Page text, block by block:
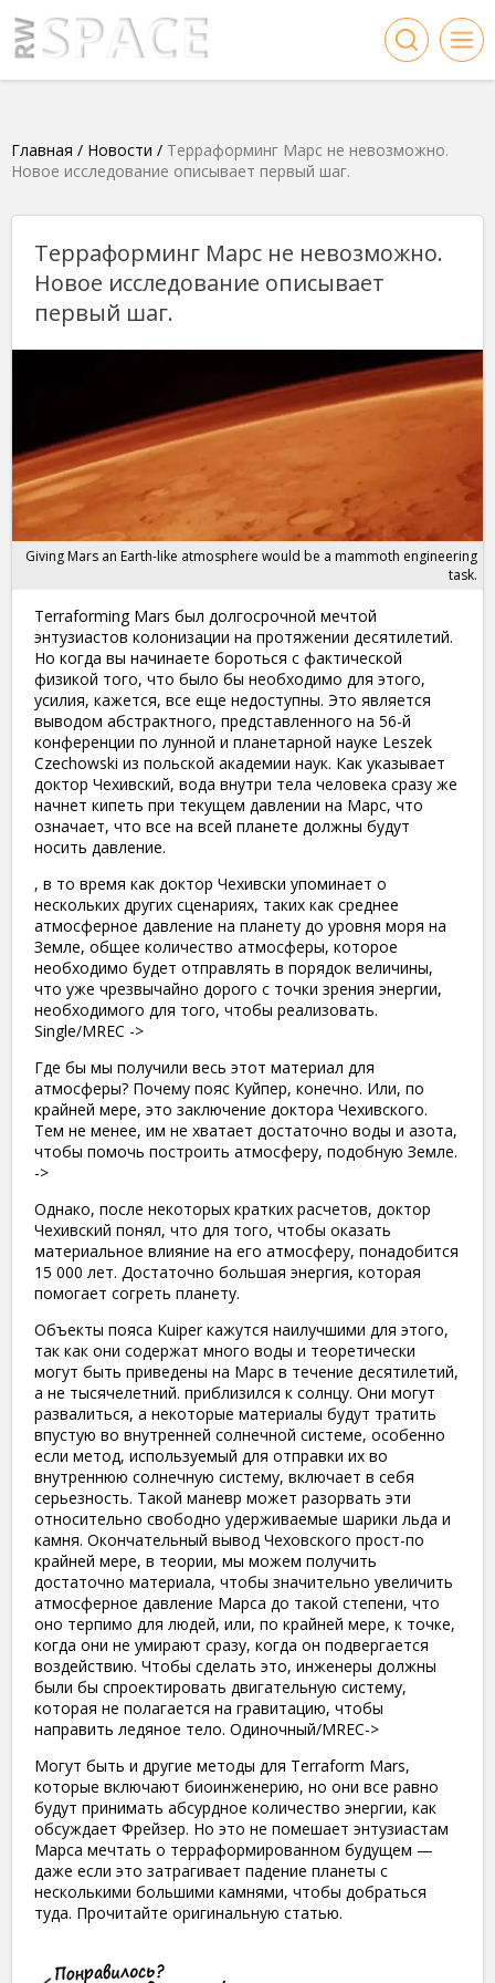
Главная / Новости / Терраформинг Марс не невозможно.
Новое исследование описывает первый шаг.
Терраформинг Марс не невозможно.
Новое исследование описывает
первый шаг.
Giving Mars an Earth-like atmosphere would be a mammoth engineering
task.
Terraforming Mars был долгосрочной мечтой
энтузиастов колонизации на протяжении десятилетий.
Но когда вы начинаете бороться с фактической
физикой того, что было бы необходимо для этого,
усилия, кажется, все еще недоступны. Это является
выводом абстрактного, представленного на 56-й
конференции по лунной и планетарной науке Leszek
Czechowski из польской академии наук. Как указывает
доктор Чехивский, вода внутри тела человека сразу же
начнет кипеть при текущем давлении на Марс, что
означает, что все на всей планете должны будут
носить давление.
, в то время как доктор Чехивски упоминает о
нескольких других сценариях, таких как среднее
атмосферное давление на планету до уровня моря на
Земле, общее количество атмосферы, которое
необходимо будет отправлять в порядок величины,
что уже чрезвычайно дорого с точки зрения энергии,
необходимого для того, чтобы реализовать.
Single/MREC ->
Где бы мы получили весь этот материал для
атмосферы? Почему пояс Куйпер, конечно. Или, по
крайней мере, это заключение доктора Чехивского.
Тем не менее, им не хватает достаточно воды и азота,
чтобы помочь построить атмосферу, подобную Земле.
->
Однако, после некоторых кратких расчетов, доктор
Чехивский понял, что для того, чтобы оказать
материальное влияние на его атмосферу, понадобится
15 000 лет. Достаточно большая энергия, которая
помогает согреть планету.
Объекты пояса Kuiper кажутся наилучшими для этого,
так как они содержат много воды и теоретически
могут быть приведены на Марс в течение десятилетий,
а не тысячелетний. приблизился к солнцу. Они могут
развалиться, а некоторые материалы будут тратить
впустую во внутренней солнечной системе, особенно
если метод, используемый для отправки их во
внутреннюю солнечную систему, включает в себя
серьезность. Такой маневр может разорвать эти
относительно свободно удерживаемые шарики льда и
камня. Окончательный вывод Чеховского прост-по
крайней мере, в теории, мы можем получить
достаточно материала, чтобы значительно увеличить
атмосферное давление Марса до такой степени, что
оно терпимо для людей, или, по крайней мере, к точке,
когда они не умирают сразу, когда он подвергается
воздействию. Чтобы сделать это, инженеры должны
были бы спроектировать двигательную систему,
которая не полагается на гравитацию, чтобы
направить ледяное тело. Одиночный/MREC->
Могут быть и другие методы для Terraform Mars,
которые включают биоинженерию, но они все равно
будут принимать абсурдное количество энергии, как
обсуждает Фрейзер. Но это не помешает энтузиастам
Марса мечтать о терраформированном будущем —
даже если это затрагивает падение планеты с
несколькими большими камнями, чтобы добраться
туда. Прочитайте оригинальную статью.